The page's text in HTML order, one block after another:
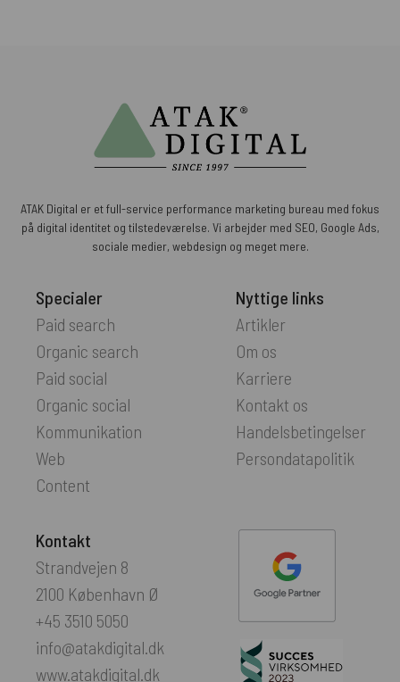
ATAK Digital er et full-service performance marketing bureau med fokus
på digital identitet og tilstedeværelse. Vi arbejder med SEO, Google Ads,
sociale medier, webdesign og meget mere.
Kontakt
Strandvejen 8
2100 København Ø
+45 3510 5050
info@atakdigital.dk
www.atakdigital.dk
Specialer
Paid search
Organic search
Paid social
Organic social
Kommunikation
Web
Content
Nyttige links
Artikler
Om os
Karriere
Kontakt os
Handelsbetingelser
Persondatapolitik